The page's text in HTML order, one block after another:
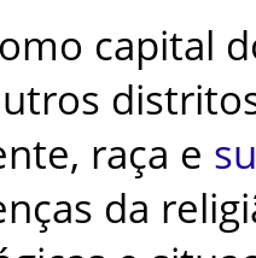
capital
, raça e
da